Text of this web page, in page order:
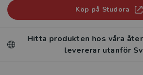
Köp på Studora
Hitta produkten hos våra
levererar utanför